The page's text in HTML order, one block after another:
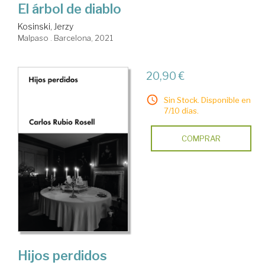
El árbol de diablo
Kosinski, Jerzy
Malpaso . Barcelona, 2021
20,90 €
Sin Stock. Disponible en
7/10 días.
COMPRAR
Hijos perdidos